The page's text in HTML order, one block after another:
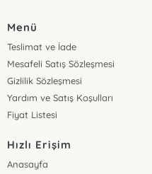
Menü
Teslimat ve İade
Mesafeli Satış Sözleşmesi
Gizlilik Sözleşmesi
Yardım ve Satış Koşulları
Fiyat Listesi
Hızlı Erişim
Anasayfa